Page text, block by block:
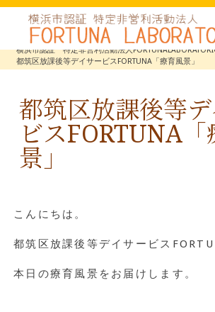
横浜市認証 特定非営利活動法人
都筑区放課後等デイサービスFORTUNA「療育風景」
都筑区放課後等
ビスFORTUNA「
景」
こんにちは。
都筑区放課後等デイサービス
本日の療育風景をお届けします。